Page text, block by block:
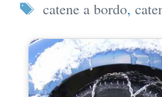
Tag
catene a bordo,